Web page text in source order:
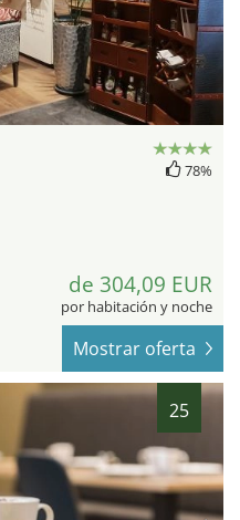
78%
de 304,09 EUR
por habitación y noche
Mostrar oferta
25